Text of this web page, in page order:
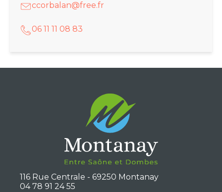
ccorbalan@free.fr
06 11 11 08 83
116 Rue Centrale - 69250 Montanay
04 78 91 24 55